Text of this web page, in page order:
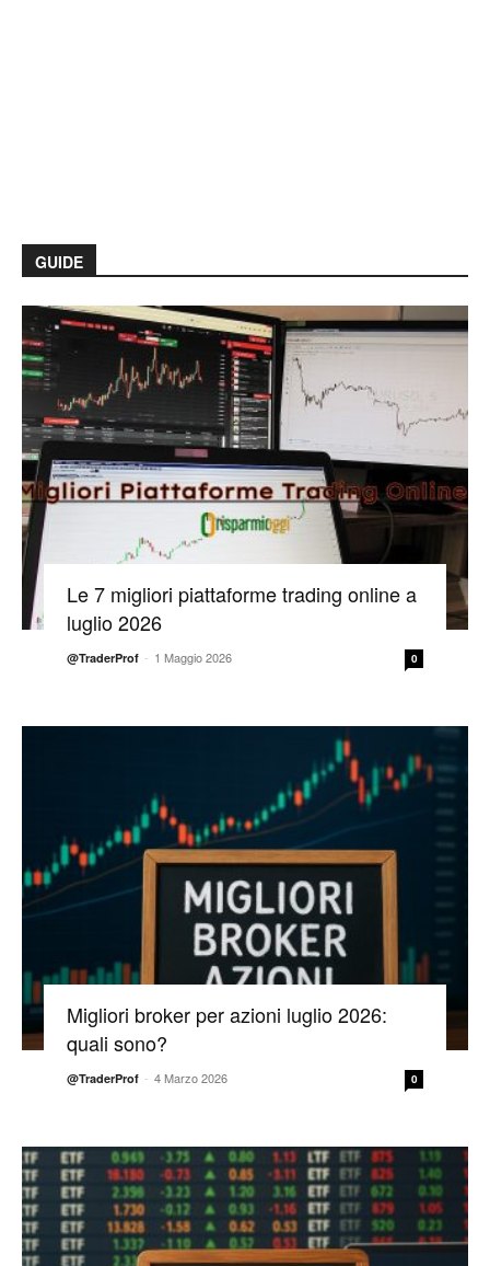
GUIDE
Le 7 migliori piattaforme trading online a
luglio 2026
@TraderProf - 1 Maggio 2026 0
Migliori broker per azioni luglio 2026:
quali sono?
@TraderProf - 4 Marzo 2026 0